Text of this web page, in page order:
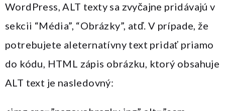
WordPress, ALT texty sa zvyčajne pridávajú v
sekcii “Média”, “Obrázky”, atď. V prípade, že
potrebujete aleternatívny text pridať priamo
do kódu, HTML zápis obrázku, ktorý obsahuje
ALT text je nasledovný: